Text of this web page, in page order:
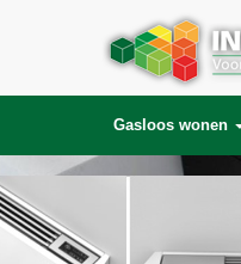
Gasloos wonen